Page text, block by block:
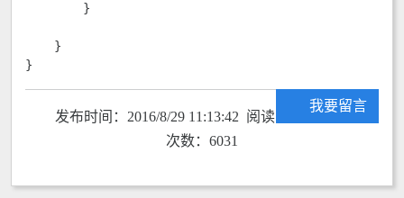
        }
    }
}
我要留言
发布时间：2016/8/29 11:13:42 阅读
次数：6031